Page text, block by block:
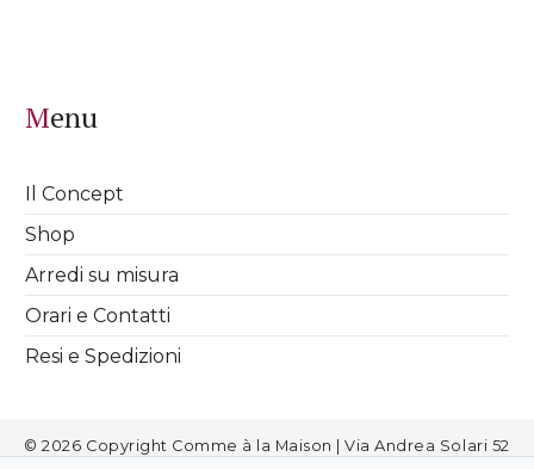
Menu
Il Concept
Shop
Arredi su misura
Orari e Contatti
Resi e Spedizioni
© 2026 Copyright Comme à la Maison | Via Andrea Solari 52